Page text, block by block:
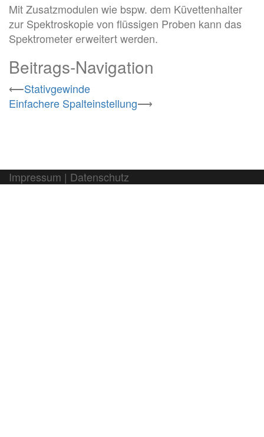
Mit Zusatzmodulen wie bspw. dem Küvettenhalter
zur Spektroskopie von flüssigen Proben kann das
Spektrometer erweitert werden.
Beitrags-Navigation
⟵Stativgewinde
Einfachere Spalteinstellung⟶
Impressum | Datenschutz